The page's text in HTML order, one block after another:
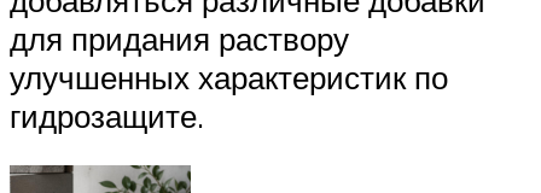
для придания раствору
улучшенных характеристик по
гидрозащите.